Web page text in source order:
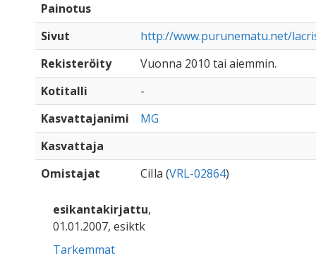
Painotus
Sivut
http://www.purunematu.net/
Rekisteröity
Vuonna 2010 tai aiemmin.
Kotitalli
-
Kasvattajanimi
MG
Kasvattaja
Omistajat
CiIla (VRL-02864)
esikantakirjattu,
01.01.2007, esiktk
Tarkemmat